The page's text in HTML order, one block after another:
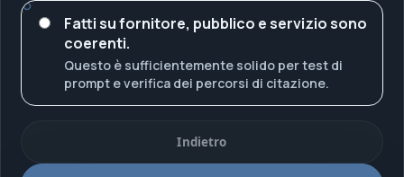
Fatti su fornitore, pubblico e servizio sono
coerenti.
Questo è sufficientemente solido per test di
prompt e verifica dei percorsi di citazione.
Indietro